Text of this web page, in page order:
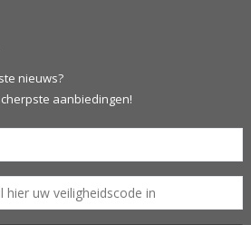
nieuws?
aanbiedingen!